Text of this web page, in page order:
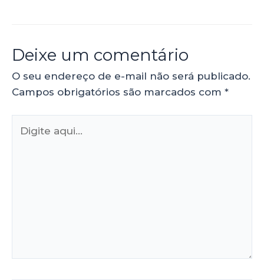
Deixe um comentário
O seu endereço de e-mail não será publicado.
Campos obrigatórios são marcados com *